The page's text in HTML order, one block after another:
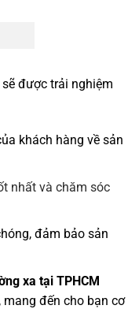
sẽ được trải nghiệm
khách hàng về sản
nhất và chăm sóc
đảm bảo sản
xa tại TPHCM
đến cho bạn cơ